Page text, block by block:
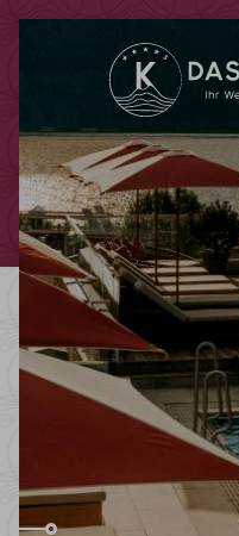
Codes einlösen
Hier können Sie Ihre Aktionscodes
oder Gutscheine einlösen.
Aktuell akzeptieren wir folgende
Codes:
Bonuscode
Gutscheine